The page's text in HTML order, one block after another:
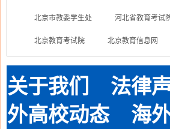
北京市教委学生处 河北省教育考试
北京教育考试院 北京教育信息网
关于我们 法律
外高校动态
海